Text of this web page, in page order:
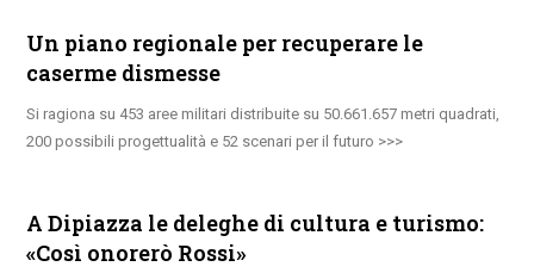
Un piano regionale per recuperare le
caserme dismesse
Si ragiona su 453 aree militari distribuite su 50.661.657 metri quadrati,
200 possibili progettualità e 52 scenari per il futuro
A Dipiazza le deleghe di cultura e turismo:
«Così onorerò Rossi»